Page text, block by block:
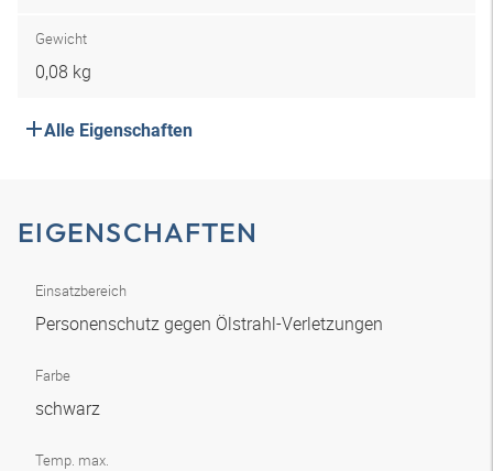
Gewicht
0,08 kg
Alle Eigenschaften
EIGENSCHAFTEN
Einsatzbereich
Personenschutz gegen Ölstrahl-Verletzungen
Farbe
schwarz
Temp. max.